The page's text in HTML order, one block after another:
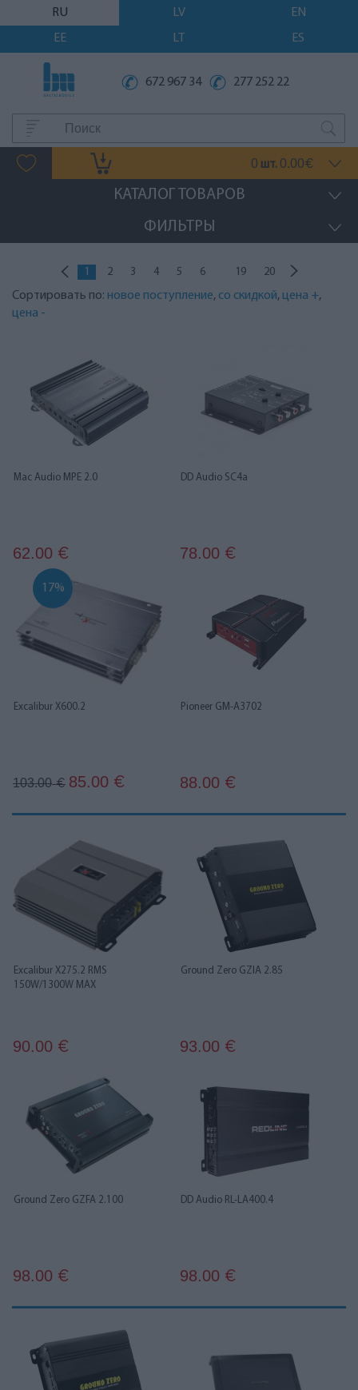
RU LV
EN
EE
LT ES
672 967 34 277 252 22
0 шт. 0.00€
КАТАЛОГ ТОВАРОВ
ФИЛЬТРЫ
1 2 3 4 5 6 19 20
Сортировать по: новое поступление, со скидкой, цена +,
цена -
Mac Audio MPE 2.0
62.00 €
DD Audio SC4a
78.00 €
Excalibur X600.2
17%
103.00€ 85.00 €
Pioneer GM-A3702
88.00 €
Excalibur X275.2 RMS
150W/1300W MAX
90.00 €
Ground Zero GZIA 2.85
93.00 €
Ground Zero GZFA 2.100
98.00 €
DD Audio RL-LA400.4
98.00 €